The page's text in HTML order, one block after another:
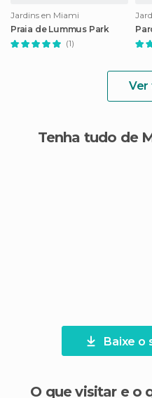
Jardins en Miami
Praia de Lummus Park
(1)
Ver
Tenha tudo de
Baixe o
O que visitar e o